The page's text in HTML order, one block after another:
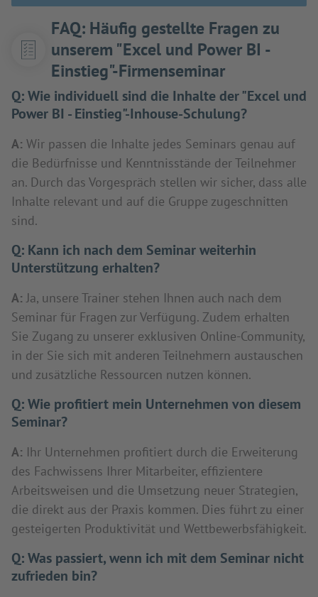
FAQ: Häufig gestellte Fragen zu
unserem "Excel und Power BI -
Einstieg"-Firmenseminar
Q:Wie individuell sind die Inhalte der "Excel und
Power BI - Einstieg"-Inhouse-Schulung?
A: Wir passen die Inhalte jedes Seminars genau auf
die Bedürfnisse und Kenntnisstände der Teilnehmer
an. Durch das Vorgespräch stellen wir sicher, dass alle
Inhalte relevant und auf die Gruppe zugeschnitten
sind.
Q: Kann ich nach dem Seminar weiterhin
Unterstützung erhalten?
A: Ja, unsere Trainer stehen Ihnen auch nach dem
Seminar für Fragen zur Verfügung. Zudem erhalten
Sie Zugang zu unserer exklusiven Online-Community,
in der Sie sich mit anderen Teilnehmern austauschen
und zusätzliche Ressourcen nutzen können.
Q:Wie profitiert mein Unternehmen von diesem
Seminar?
A: Ihr Unternehmen profitiert durch die Erweiterung
des Fachwissens Ihrer Mitarbeiter, effizientere
Arbeitsweisen und die Umsetzung neuer Strategien,
die direkt aus der Praxis kommen. Dies führt zu einer
gesteigerten Produktivität und Wettbewerbsfähigkeit.
Q:Was passiert, wenn ich mit dem Seminar nicht
zufrieden bin?